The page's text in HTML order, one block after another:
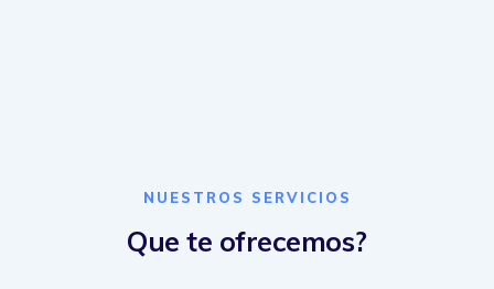
NUESTROS SERVICIOS
Que te ofrecemos?